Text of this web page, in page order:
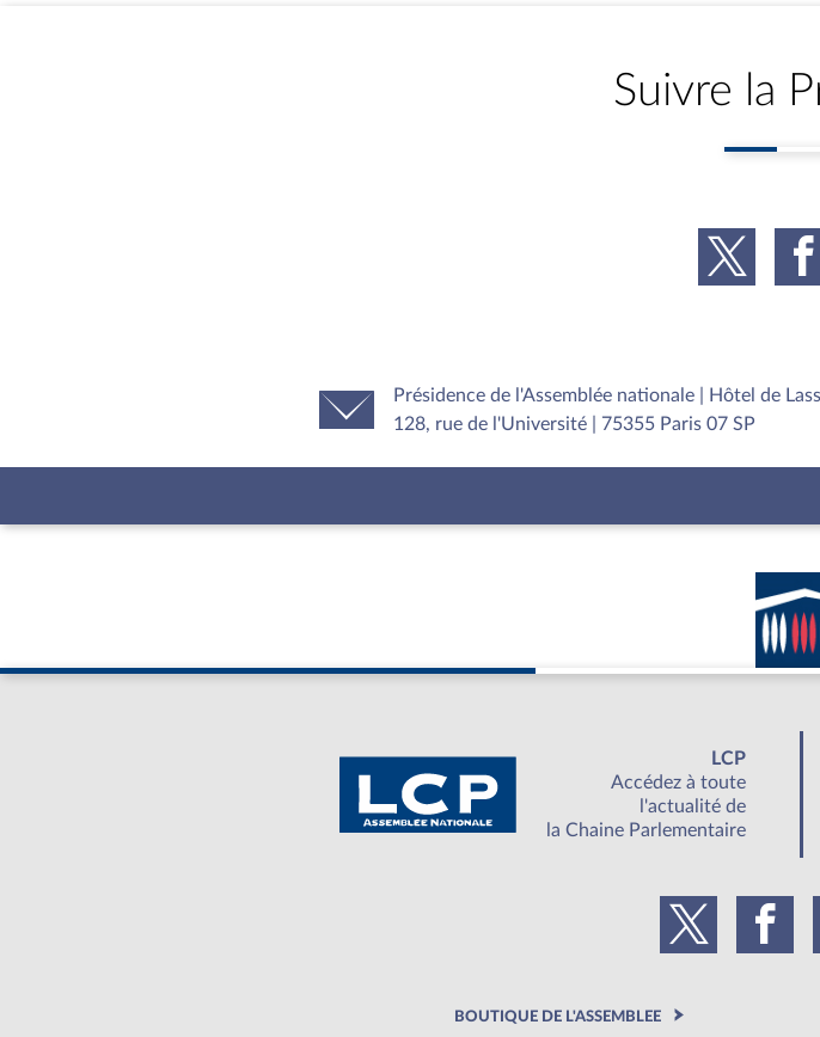
Suivre la
Présidence de l'Assemblée nationale | Hôtel de
128, rue de l'Université | 75355 Paris 07 SP
LCP
Accédez à toute
l'actualité de
la Chaine Parlementaire
BOUTIQUE DE L'ASSEMBLEE